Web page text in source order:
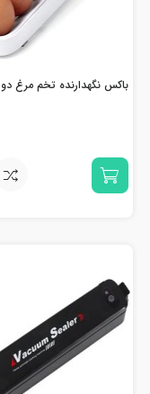
باکس نگهدارنده تخم مرغ